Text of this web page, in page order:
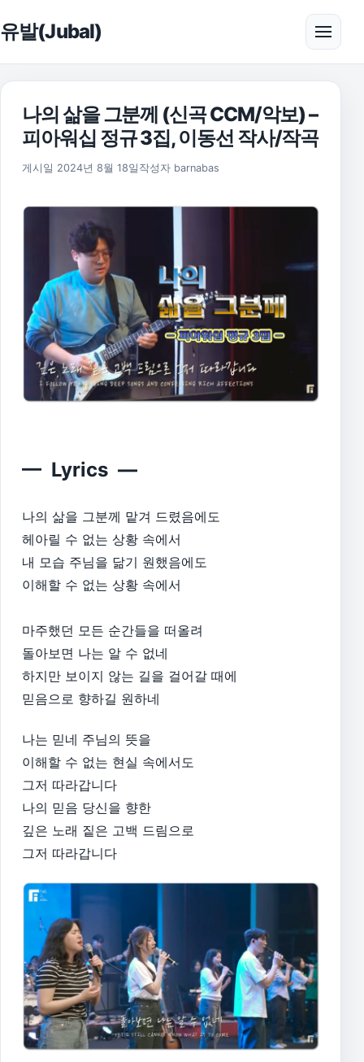
유발(Jubal) 메뉴
나의 삶을 그분께 (신곡 CCM/악보) –
피아워십 정규 3집, 이동선 작사/작곡
게시일 2024년 8월 18일 2025년 11월 17일
작성자 barnabas
— Lyrics —
​나의 삶을 그분께 맡겨 드렸음에도
헤아릴 수 없는 상황 속에서
내 모습 주님을 닮기 원했음에도
이해할 수 없는 상황 속에서
마주했던 모든 순간들을 떠올려
돌아보면 나는 알 수 없네
하지만 보이지 않는 길을 걸어갈 때에
믿음으로 향하길 원하네​
나는 믿네 주님의 뜻을
이해할 수 없는 현실 속에서도
그저 따라갑니다
나의 믿음 당신을 향한
깊은 노래 짙은 고백 드림으로
그저 따라갑니다